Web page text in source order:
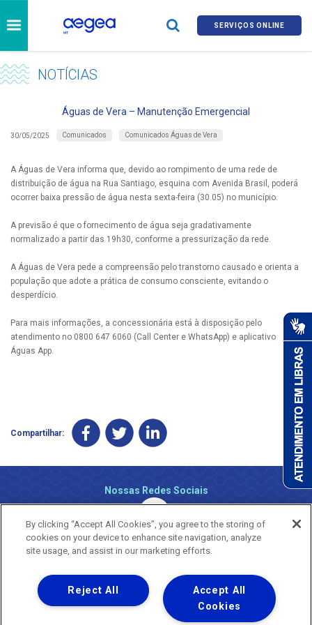
SERVIÇOS ONLINE
NOTÍCIAS
Águas de Vera – Manutenção Emergencial
30/05/2025 Comunicados Comunicados Águas de Vera
A Águas de Vera informa que, devido ao rompimento de uma rede de
distribuição de água na Rua Santiago, esquina com Avenida Brasil, poderá
ocorrer baixa pressão de água nesta sexta-feira (30.05) no município.
A previsão é que o fornecimento de água seja gradativamente
normalizado a partir das 19h30, conforme a pressurização da rede.
A Águas de Vera pede a compreensão pelo transtorno causado e orienta a
população que adote a prática de consumo consciente, evitando o
desperdício.
Para mais informações, a concessionária está à disposição pelo
atendimento no 0800 647 6060 (Call Center e WhatsApp) e aplicativo
Águas App.
Compartilhar:
Nossas Redes Sociais
Uma empresa
Copyright ® 2026 - Todos os Direitos Reservados.
By clicking “Accept All Cookies”, you agree to the storing of
cookies on your device to enhance site navigation, analyze
site usage, and assist in our marketing efforts.
Accept All
Cookies
Reject All